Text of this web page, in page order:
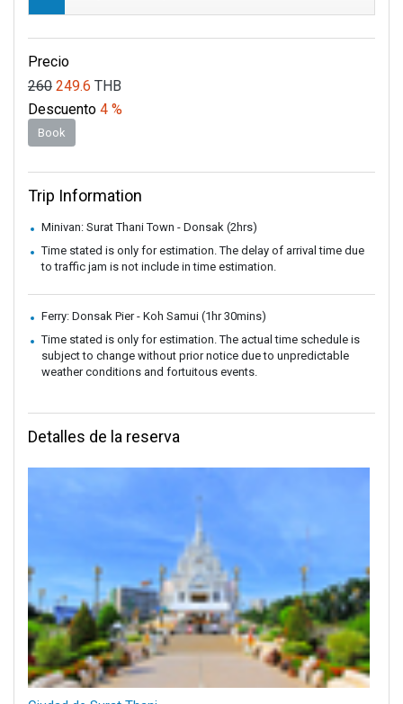
Precio
260 249.6 THB
Descuento 4 %
Book
Trip Information
Minivan: Surat Thani Town - Donsak (2hrs)
Time stated is only for estimation. The delay of arrival time due
to traffic jam is not include in time estimation.
Ferry: Donsak Pier - Koh Samui (1hr 30mins)
Time stated is only for estimation. The actual time schedule is
subject to change without prior notice due to unpredictable
weather conditions and fortuitous events.
Detalles de la reserva